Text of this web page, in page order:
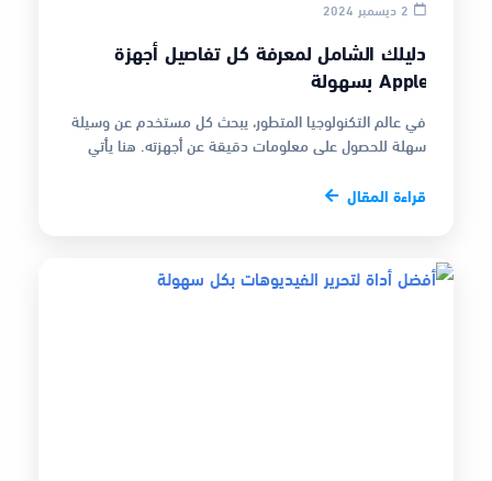
2 ديسمبر 2024
دليلك الشامل لمعرفة كل تفاصيل أجهزة
Apple بسهولة
في عالم التكنولوجيا المتطور، يبحث كل مستخدم عن وسيلة
سهلة للحصول على معلومات دقيقة عن أجهزته. هنا يأتي
قراءة المقال